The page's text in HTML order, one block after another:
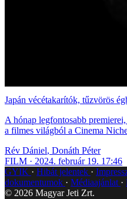
Japán vécétakarítók, tűzvörös
A hónap legfontosabb
a filmes világból a Cinema
Rév Dániel, Donáth Péter
FILM
2024. február 19. 17:46
GYIK
Hibát jelentek
dokumentumok
Médiaajánlat
© 2026 Magyar Jeti Zrt.